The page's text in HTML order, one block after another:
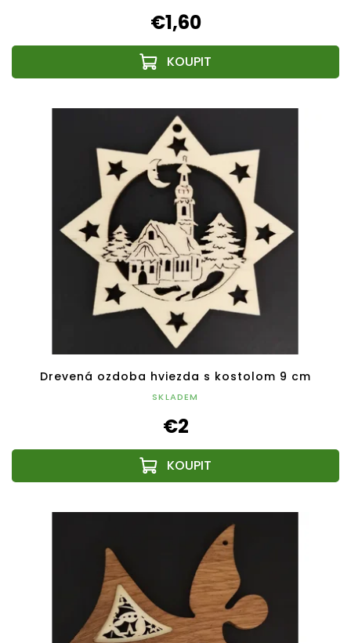
€1,60
Drevená ozdoba hviezda s kostolom 9 cm
SKLADEM
€2